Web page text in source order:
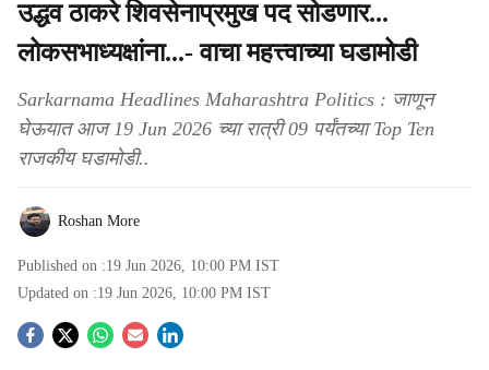
उद्धव ठाकरे शिवसेनाप्रमुख पद सोडणार...
लोकसभाध्यक्षांना...- वाचा महत्त्वाच्या घडामोडी
Sarkarnama Headlines Maharashtra Politics : जाणून
घेऊयात आज 19 Jun 2026 च्या रात्री 09 पर्यंतच्या Top Ten
राजकीय घडामोडी..
Roshan More
Published on :19 Jun 2026, 10:00 PM IST
Updated on :19 Jun 2026, 10:00 PM IST
S